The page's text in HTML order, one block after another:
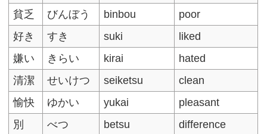
貧乏
びんぼう binbou
poor
好き
すき suki
liked
嫌い
きらい kirai
hated
清潔
せいけつ seiketsu
clean
愉快
ゆかい yukai
pleasant
別
べつ betsu difference